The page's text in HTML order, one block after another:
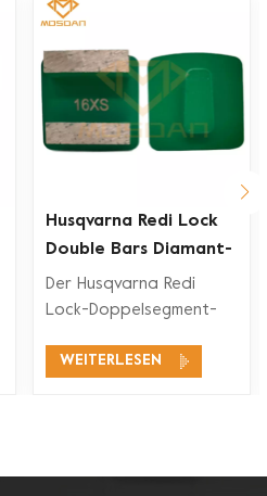
Husqvarna Redi Lock
Double Bars Diamant-
Schleifschuh für
Betonboden
Der Husqvarna Redi
Lock-Doppelsegment-
mit den Husqvarna Redi
WEITERLESEN